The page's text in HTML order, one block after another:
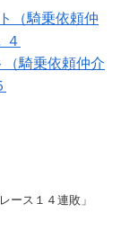
（騎乗依頼仲
４
（騎乗依頼仲介
ース１４連敗」